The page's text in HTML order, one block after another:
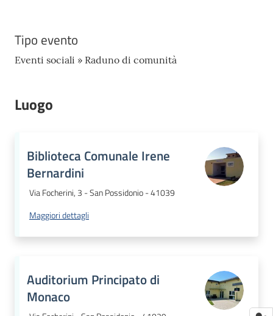
Tipo evento
Eventi sociali » Raduno di comunità
Luogo
Biblioteca Comunale Irene
Bernardini
Via Focherini, 3 - San Possidonio - 41039
Maggiori dettagli
Auditorium Principato di
Monaco